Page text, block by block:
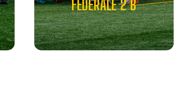
FÉDÉRALE 2 B